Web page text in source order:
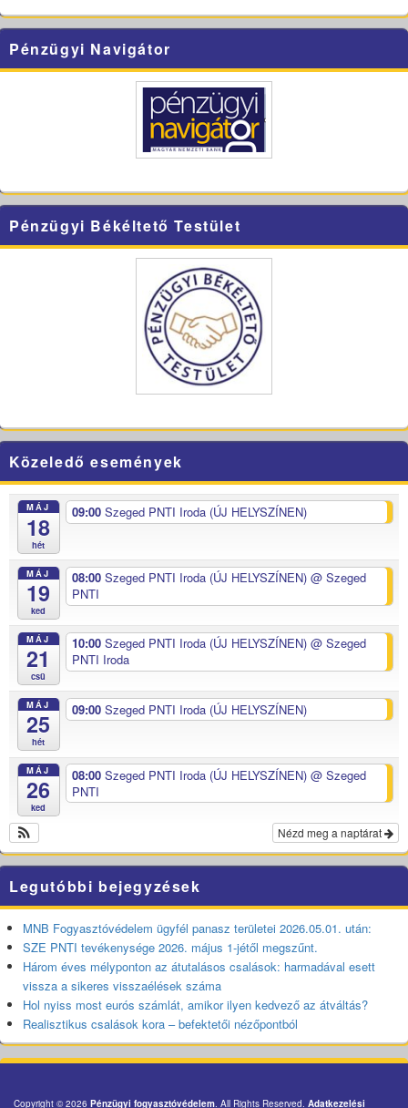
Pénzügyi Navigátor
Pénzügyi Békéltető Testület
Közeledő események
MÁJ
18
hét
09:00 Szeged PNTI Iroda (ÚJ HELYSZÍNEN)
MÁJ
19
ked
08:00 Szeged PNTI Iroda (ÚJ HELYSZÍNEN) @ Szeged
PNTI
MÁJ
21
csü
10:00 Szeged PNTI Iroda (ÚJ HELYSZÍNEN) @ Szeged
PNTI Iroda
MÁJ
25
hét
09:00 Szeged PNTI Iroda (ÚJ HELYSZÍNEN)
MÁJ
26
ked
08:00 Szeged PNTI Iroda (ÚJ HELYSZÍNEN) @ Szeged
PNTI
Nézd meg a naptárat
Legutóbbi bejegyzések
MNB Fogyasztóvédelem ügyfél panasz területei 2026.05.01. után:
SZE PNTI tevékenysége 2026. május 1-jétől megszűnt.
Három éves mélyponton az átutalásos csalások: harmadával esett
vissza a sikeres visszaélések száma
Hol nyiss most eurós számlát, amikor ilyen kedvező az átváltás?
Realisztikus csalások kora – befektetői nézőpontból
Copyright © 2026 Pénzügyi fogyasztóvédelem . All Rights Reserved. Adatkezelési